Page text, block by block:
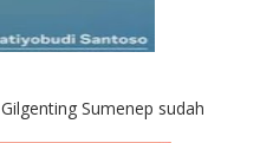
Sumenep sudah